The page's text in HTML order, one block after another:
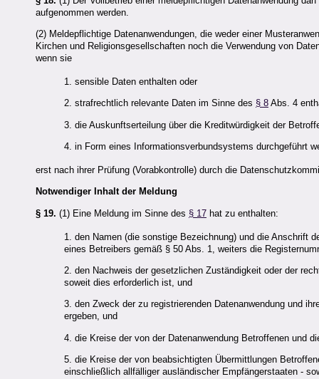
aufgenommen werden.
(2) Meldepflichtige Datenanwendungen, die weder einer
Kirchen und Religionsgesellschaften noch die Verwendung von
wenn sie
1. sensible Daten enthalten oder
2. strafrechtlich relevante Daten im Sinne des § 8 Abs. 4
3. die Auskunftserteilung über die Kreditwürdigkeit der
4. in Form eines Informationsverbundsystems durchgeführt
erst nach ihrer Prüfung (Vorabkontrolle) durch die
Notwendiger Inhalt der Meldung
§ 19. (1) Eine Meldung im Sinne des § 17 hat zu enthalten:
1. den Namen (die sonstige Bezeichnung) und die Anschrift
eines Betreibers gemäß § 50 Abs. 1, weiters die
2. den Nachweis der gesetzlichen Zuständigkeit oder der
soweit dies erforderlich ist, und
3. den Zweck der zu registrierenden Datenanwendung und
ergeben, und
4. die Kreise der von der Datenanwendung Betroffenen und
5. die Kreise der von beabsichtigten Übermittlungen
einschließlich allfälliger ausländischer Empfängerstaaten -